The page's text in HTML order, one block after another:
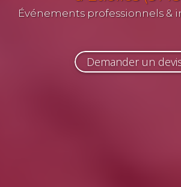
Événements professionnels &
Demander un